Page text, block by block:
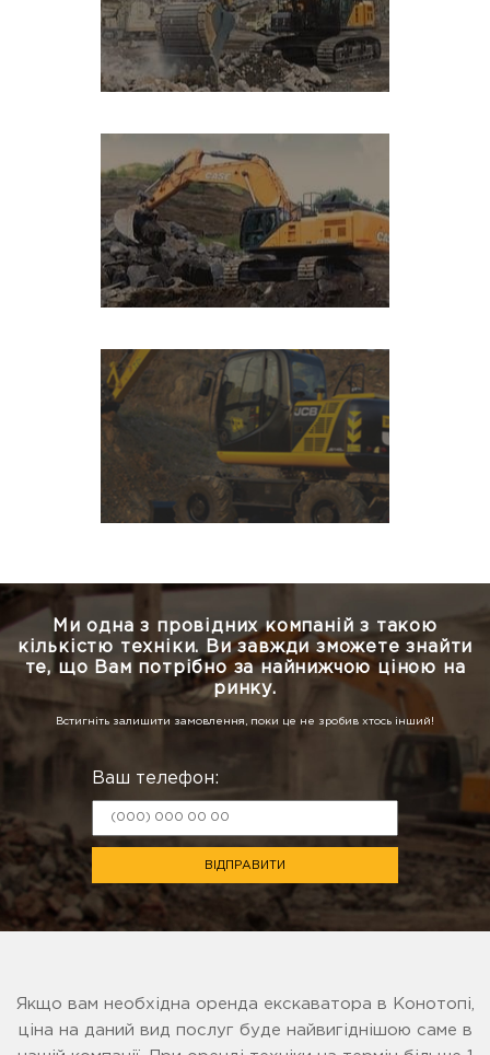
Ми одна з провідних компаній з такою
кількістю техніки.
Ви завжди зможете знайти
те, що Вам потрібно за найнижчою ціною на
ринку.
Встигніть залишити замовлення, поки це не зробив хтось інший!
Ваш телефон:
ВІДПРАВИТИ
Якщо вам необхідна оренда екскаватора в Конотопі,
ціна на даний вид послуг буде найвигіднішою саме в